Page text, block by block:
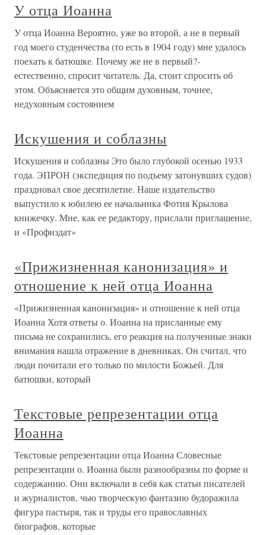
У отца Иоанна
У отца Иоанна Вероятно, уже во второй, а не в первый
год моего студенчества (то есть в 1904 году) мне удалось
поехать к батюшке. Почему же не в первый?-
естественно, спросит читатель. Да, стоит спросить об
этом. Объясняется это общим духовным, точнее,
недуховным состоянием
Искушения и соблазны
Искушения и соблазны Это было глубокой осенью 1933
года. ЭПРОН (экспедиция по подъему затонувших судов)
праздновал свое десятилетие. Наше издательство
выпустило к юбилею ее начальника Фотия Крылова
книжечку. Мне, как ее редактору, прислали приглашение,
и «Профиздат»
«Прижизненная канонизация» и
отношение к ней отца Иоанна
«Прижизненная канонизация» и отношение к ней отца
Иоанна Хотя ответы о. Иоанна на присланные ему
письма не сохранились, его реакция на полученные знаки
внимания нашла отражение в дневниках. Он считал, что
люди почитали его только по милости Божьей. Для
батюшки, который
Текстовые репрезентации отца
Иоанна
Текстовые репрезентации отца Иоанна Словесные
репрезентации о. Иоанна были разнообразны по форме и
содержанию. Они включали в себя как статьи писателей
и журналистов, чью творческую фантазию будоражила
фигура пастыря, так и труды его православных
биографов, которые